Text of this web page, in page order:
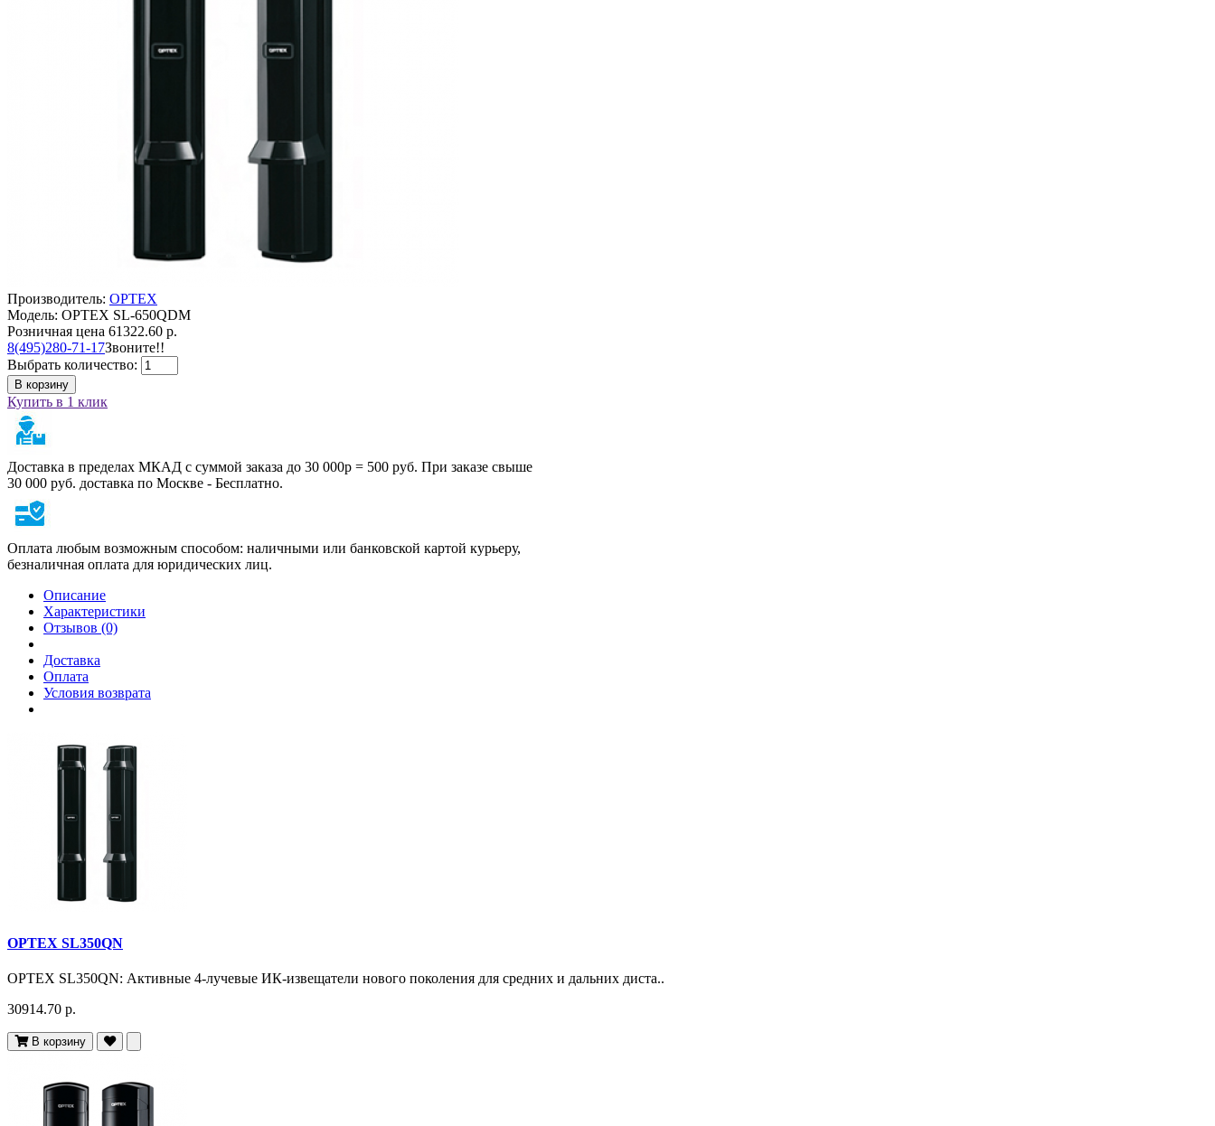
Производитель: OPTEX
Модель: OPTEX SL-650QDM
Розничная цена 61322.60 р.
8(495)280-71-17Звоните!!
Выбрать количество:
В корзину
Купить в 1 клик
Доставка в пределах МКАД с суммой заказа до 30 000р = 500 руб. При заказе свыше
30 000 руб. доставка по Москве - Бесплатно.
Оплата любым возможным способом: наличными или банковской картой курьеру,
безналичная оплата для юридических лиц.
Описание
Характеристики
Отзывов (0)
Доставка
Оплата
Условия возврата
OPTEX SL350QN
OPTEX SL350QN: Активные 4-лучевые ИК-извещатели нового поколения для средних и дальних диста..
30914.70 р.
В корзину